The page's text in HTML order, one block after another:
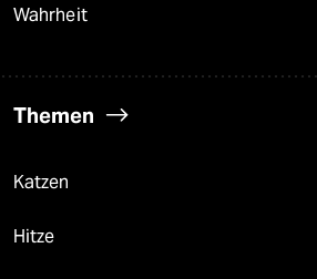
Wahrheit
Themen
Katzen
Hitze